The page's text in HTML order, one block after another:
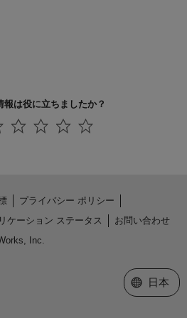
報は役に立ちましたか？
プライバシー ポリシー
ケーション ステータス
お問い合わせ
Inc.
Web サイ
日本